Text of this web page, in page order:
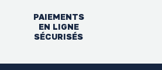
PAIEMENTS
EN LIGNE
SÉCURISÉS